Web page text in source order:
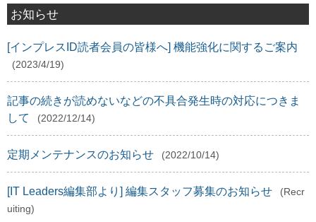
お知らせ
[インプレスID読者会員の皆様へ] 機能強化に関するご案内
(2023/4/19)
記事の続きが読めないなどの不具合発生時の対応につきま
して
(2022/12/14)
定期メンテナンスのお知らせ (2022/10/14)
[IT Leaders編集部より] 編集スタッフ募集のお知らせ
(Recr
uiting)